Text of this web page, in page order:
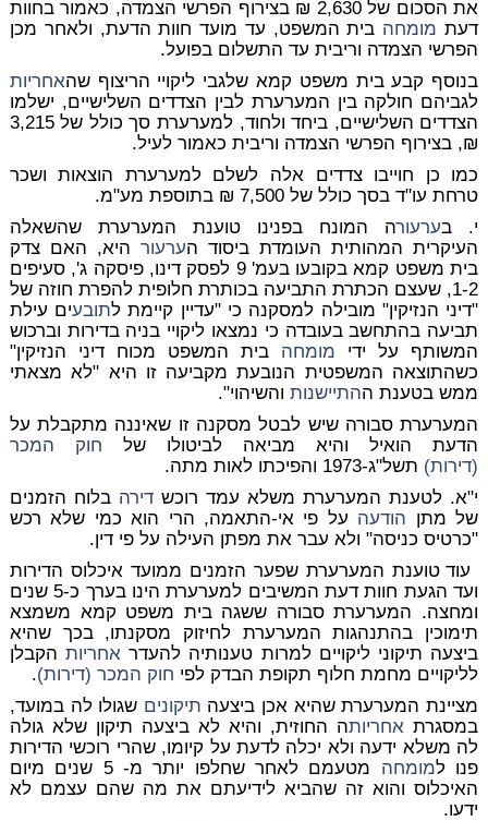
את הסכום של 2,630 ₪ בצירוף הפרשי הצמדה, כאמור בחוות
דעת מומחה בית המשפט, עד מועד חוות הדעת, ולאחר מכן
הפרשי הצמדה וריבית עד התשלום בפועל.
בנוסף קבע בית משפט קמא שלגבי ליקויי הריצוף שהאחריות
לגביהם חולקה בין המערערת לבין הצדדים השלישיים, ישלמו
הצדדים השלישיים, ביחד ולחוד, למערערת סך כולל של 3,215
₪, בצירוף הפרשי הצמדה וריבית כאמור לעיל.
כמו כן חוייבו צדדים אלה לשלם למערערת הוצאות ושכר
טרחת עו"ד בסך כולל של 7,500 ₪ בתוספת מע"מ.
י. בערעורה המונח בפנינו טוענת המערערת שהשאלה
העיקרית המהותית העומדת ביסוד הערעור היא, האם צדק
בית משפט קמא בקובעו בעמ' 9 לפסק דינו, פיסקה ג', סעיפים
1-2, שעצם הכתרת התביעה בכותרת חלופית להפרת חוזה של
"דיני הנזיקין" מובילה למסקנה כי "עדיין קיימת לתובעים עילת
תביעה בהתחשב בעובדה כי נמצאו ליקויי בניה בדירות וברכוש
המשותף על ידי מומחה בית המשפט מכוח דיני הנזיקין"
כשהתוצאה המשפטית הנובעת מקביעה זו היא "לא מצאתי
ממש בטענת ההתיישנותוהשיהוי".
המערערת סבורה שיש לבטל מסקנה זו שאיננה מתקבלת על
הדעת הואיל והיא מביאה לביטולו של חוק המכר
(דירות) תשל"ג-1973 והפיכתו לאות מתה.
י"א. לטענת המערערת משלא עמד רוכשדירה בלוח הזמנים
של מתן הודעה על פי אי-התאמה, הרי הוא כמי שלא רכש
"כרטיס כניסה" ולא עבר את מפתן העילה על פי דין.
עוד טוענת המערערת שפער הזמנים ממועד איכלוס הדירות
ועד הגעת חוות דעת המשיבים למערערת הינו בערך כ-5 שנים
ומחצה. המערערת סבורה ששגה בית משפט קמא משמצא
תימוכין בהתנהגות המערערת לחיזוק מסקנתו, בכך שהיא
ביצעה תיקוני ליקויים למרות טענותיה להעדר אחריותהקבלן
לליקויים מחמת חלוף תקופת הבדק לפי חוק המכר (דירות).
מציינת המערערת שהיא אכן ביצעה תיקונים שגולו לה במועד,
במסגרת אחריותה החוזית, והיא לא ביצעה תיקון שלא גולה
לה משלא ידעה ולא יכלה לדעת על קיומו, שהרי רוכשי הדירות
פנו למומחה
מטעמם לאחר שחלפו יותר מ- 5 שנים מיום
האיכלוס והוא זה שהביא לידיעתם את מה שהם עצמם לא
ידעו.